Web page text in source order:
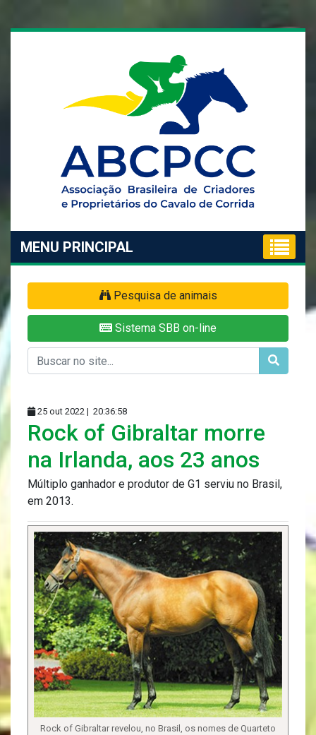
MENU PRINCIPAL
Pesquisa de animais
Sistema SBB on-line
25 out 2022 | 20:36:58
Rock of Gibraltar morre
na Irlanda, aos 23 anos
Múltiplo ganhador e produtor de G1 serviu no Brasil,
em 2013.
Rock of Gibraltar revelou, no Brasil, os nomes de Quarteto